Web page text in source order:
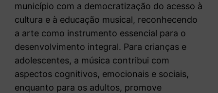
município com a democratização do acesso à
cultura e à educação musical, reconhecendo
a arte como instrumento essencial para o
desenvolvimento integral. Para crianças e
adolescentes, a música contribui com
aspectos cognitivos, emocionais e sociais,
enquanto para os adultos, promove